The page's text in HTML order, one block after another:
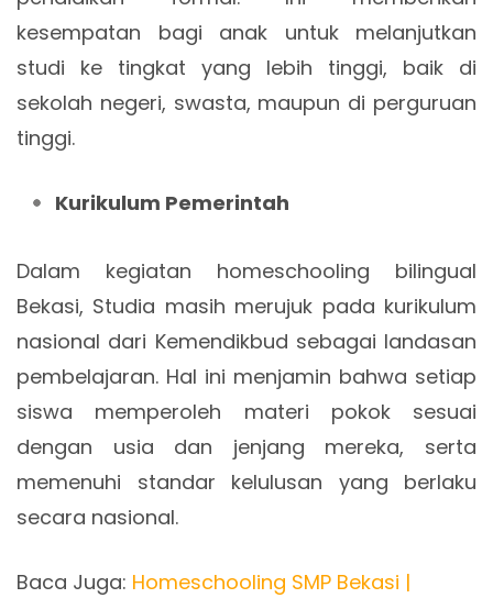
kesempatan bagi anak untuk melanjutkan
studi ke tingkat yang lebih tinggi, baik di
sekolah negeri, swasta, maupun di perguruan
tinggi.
Kurikulum Pemerintah
Dalam kegiatan homeschooling bilingual
Bekasi, Studia masih merujuk pada kurikulum
nasional dari Kemendikbud sebagai landasan
pembelajaran. Hal ini menjamin bahwa setiap
siswa memperoleh materi pokok sesuai
dengan usia dan jenjang mereka, serta
memenuhi standar kelulusan yang berlaku
secara nasional.
Baca Juga: Homeschooling SMP Bekasi |